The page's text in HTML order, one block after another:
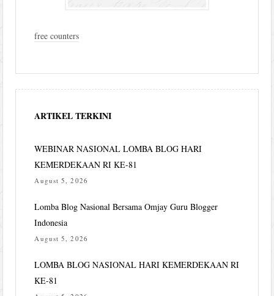
free counters
ARTIKEL TERKINI
WEBINAR NASIONAL LOMBA BLOG HARI
KEMERDEKAAN RI KE-81
August 5, 2026
Lomba Blog Nasional Bersama Omjay Guru Blogger
Indonesia
August 5, 2026
LOMBA BLOG NASIONAL HARI KEMERDEKAAN RI
KE-81